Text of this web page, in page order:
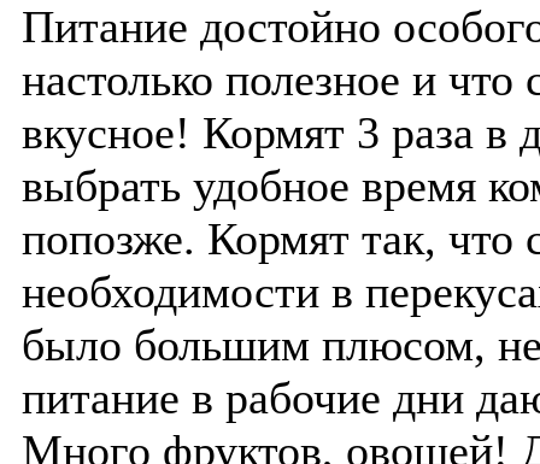
Питание достойно
настолько полезное и что
вкусное! Кормят 3 раза в
выбрать удобное время
попозже. Кормят так, что
необходимости в
было большим плюсом,
питание в рабочие дни
Много фруктов, овощей!